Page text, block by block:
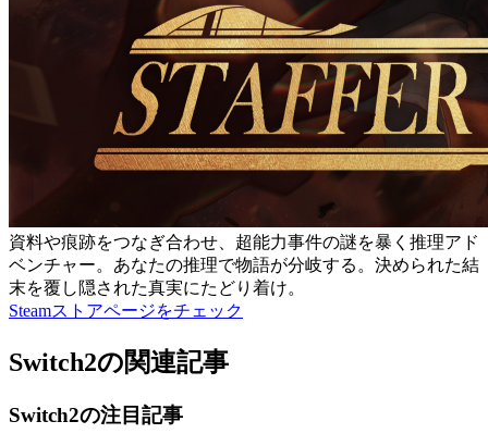
資料や痕跡をつなぎ合わせ、超能力事件の謎を暴く推理アド
ベンチャー。あなたの推理で物語が分岐する。決められた結
末を覆し隠された真実にたどり着け。
Steamストアページをチェック
Switch2の関連記事
Switch2の注目記事